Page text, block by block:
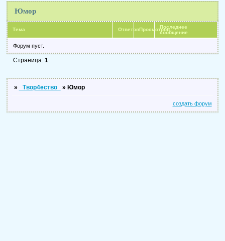
Юмор
Тема ОтветовПросмотровПоследнее
сообщение
Форум пуст.
Страница: 1
» _Твор4ество_ » Юмор
создать форум